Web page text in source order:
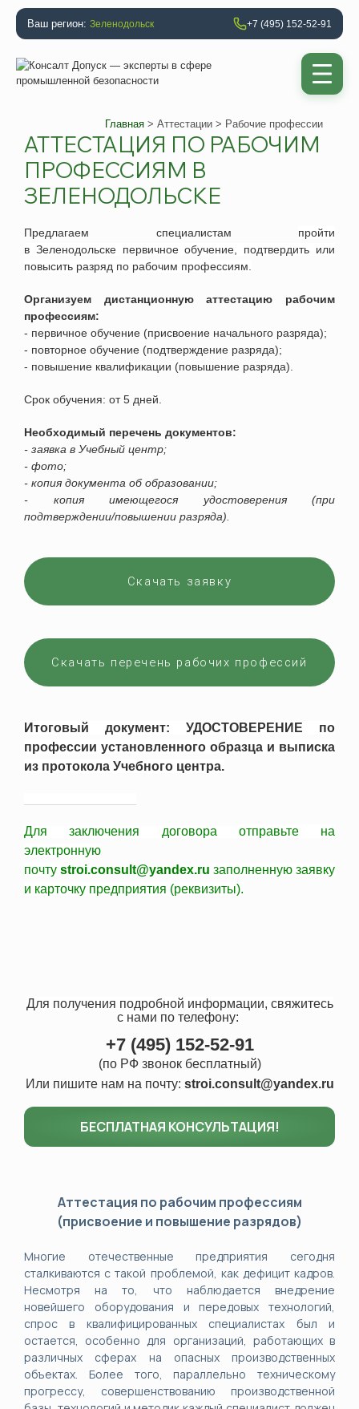
Ваш регион: Зеленодольск +7 (495) 152-52-91
Главная > Аттестации > Рабочие профессии
АТТЕСТАЦИЯ ПО РАБОЧИМ
ПРОФЕССИЯМ В
ЗЕЛЕНОДОЛЬСКЕ
Предлагаем специалистам пройти
в Зеленодольске первичное обучение, подтвердить или
повысить разряд по рабочим профессиям.
Организуем дистанционную аттестацию рабочим
профессиям:
- первичное обучение (присвоение начального разряда);
- повторное обучение (подтверждение разряда);
- повышение квалификации (повышение разряда).
Срок обучения: от 5 дней.
Необходимый перечень документов:
- заявка в Учебный центр;
- фото;
- копия документа об образовании;
- копия имеющегося удостоверения (при
подтверждении/повышении разряда).
Скачать заявку
Скачать перечень рабочих профессий
Итоговый документ: УДОСТОВЕРЕНИЕ по
профессии установленного образца и выписка
из протокола Учебного центра.
Для заключения договора отправьте на
электронную
почту stroi.consult@yandex.ru заполненную заявку
и карточку предприятия (реквизиты).
Для получения подробной информации, свяжитесь
с нами по телефону:
+7 (495) 152-52-91
(по РФ звонок бесплатный)
Или пишите нам на почту: stroi.consult@yandex.ru
БЕСПЛАТНАЯ КОНСУЛЬТАЦИЯ!
Аттестация по рабочим профессиям
(присвоение и повышение разрядов)
Многие отечественные предприятия сегодня
сталкиваются с такой проблемой, как дефицит кадров.
Несмотря на то, что наблюдается внедрение
новейшего оборудования и передовых технологий,
спрос в квалифицированных специалистах был и
остается, особенно для организаций, работающих в
различных сферах на опасных производственных
объектах. Более того, параллельно техническому
прогрессу, совершенствованию производственной